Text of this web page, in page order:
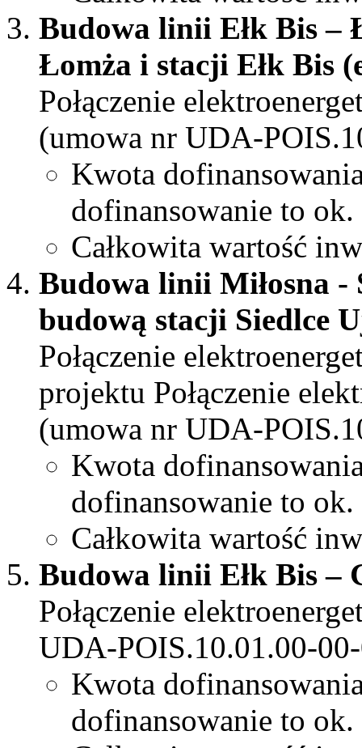
Budowa linii Ełk Bis –
Łomża i stacji Ełk Bis
Połączenie
(umowa nr UDA-
Kwota
dofinansowanie to ok.
Całkowita wartość
Budowa linii Miłosna -
budową stacji Siedlce
Połączenie
projektu Połączenie
(umowa nr UDA-
Kwota
dofinansowanie to ok.
Całkowita wartość
Budowa linii Ełk Bis –
Połączenie
UDA-POIS.10.01.00-
Kwota
dofinansowanie to ok.